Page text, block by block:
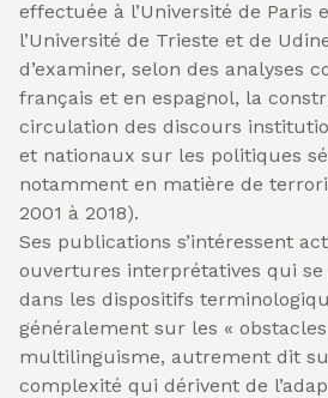
effectuée à l’Université de Paris
l’Université de Trieste et de
d’examiner, selon des analyses
français et en espagnol, la
circulation des discours
et nationaux sur les politiques
notamment en matière de
2001 à 2018).
Ses publications s’intéressent
ouvertures interprétatives qui
dans les dispositifs
généralement sur les «
multilinguisme, autrement dit
complexité qui dérivent de